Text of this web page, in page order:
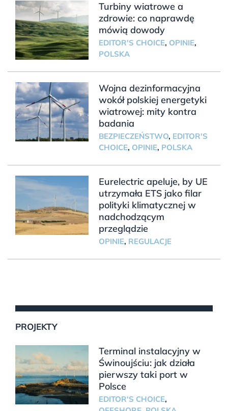
Turbiny wiatrowe a
zdrowie: co naprawdę
mówią dowody
EDITOR'S CHOICE, OPINIE,
POLSKA
Wojna dezinformacyjna
wokół polskiej energetyki
wiatrowej: mity kontra
badania
BEZPIECZEŃSTWO, EDITOR'S
CHOICE, OPINIE, POLSKA
Eurelectric apeluje, by UE
utrzymała ETS jako filar
polityki klimatycznej w
nadchodzącym
przeglądzie
OPINIE, REGULACJE
PROJEKTY
Terminal instalacyjny w
Świnoujściu: jak działa
pierwszy taki port w
Polsce
EDITOR'S CHOICE,